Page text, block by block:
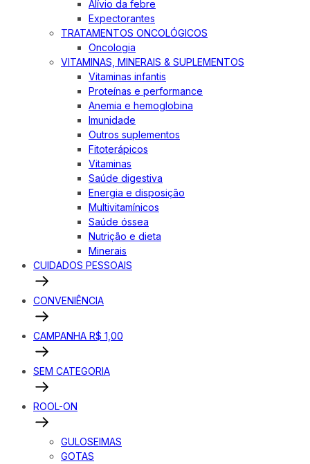
Alívio da febre
Expectorantes
TRATAMENTOS ONCOLÓGICOS
Oncologia
VITAMINAS, MINERAIS & SUPLEMENTOS
Vitaminas infantis
Proteínas e performance
Anemia e hemoglobina
Imunidade
Outros suplementos
Fitoterápicos
Vitaminas
Saúde digestiva
Energia e disposição
Multivitamínicos
Saúde óssea
Nutrição e dieta
Minerais
CUIDADOS PESSOAIS
CONVENIÊNCIA
CAMPANHA R$ 1,00
SEM CATEGORIA
ROOL-ON
GULOSEIMAS
GOTAS